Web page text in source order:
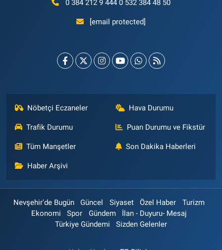
0 384 212 9 444 0 532 384 48 50
[email protected]
Nöbetçi Eczaneler Hava Durumu
Trafik Durumu Puan Durumu ve Fikstür
Tüm Manşetler Son Dakika Haberleri
Haber Arşivi
Nevşehir'de Bugün Güncel Siyaset Özel Haber
Turizm
Ekonomi
Spor Gündem
İlan - Duyuru- Mesaj
Türkiye Gündemi
Sizden Gelenler